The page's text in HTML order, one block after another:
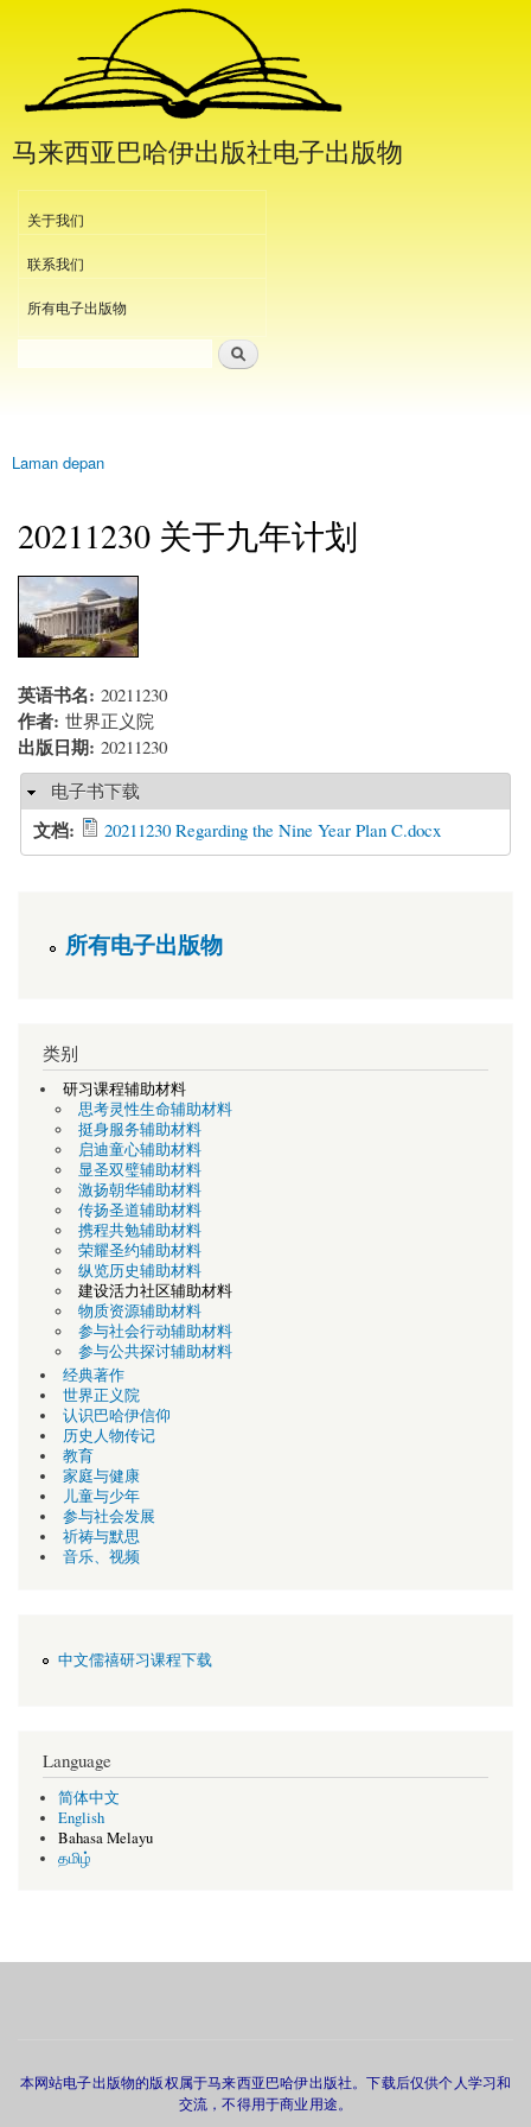
Langkau
kandungan
utama
马来西亚巴哈伊出版社电子出版物
Header Menu
关于我们
联系我们
所有电子出版物
Anda di sini
Laman depan
20211230 关于九年计划
英语书名: 20211230
作者: 世界正义院
出版日期: 20211230
Selindungkan
电子书下载
文档: 20211230 Regarding the Nine Year Plan C.docx
所有电子出版物
类别
研习课程辅助材料
思考灵性生命辅助材料
挺身服务辅助材料
启迪童心辅助材料
显圣双璧辅助材料
激扬朝华辅助材料
传扬圣道辅助材料
携程共勉辅助材料
荣耀圣约辅助材料
纵览历史辅助材料
建设活力社区辅助材料
物质资源辅助材料
参与社会行动辅助材料
参与公共探讨辅助材料
经典著作
世界正义院
认识巴哈伊信仰
历史人物传记
教育
家庭与健康
儿童与少年
参与社会发展
祈祷与默思
音乐、视频
中文儒禧研习课程下载
Language
简体中文
English
Bahasa Melayu
தமிழ்
本网站电子出版物的版权属于马来西亚巴哈伊出版社。下载后仅供个人学习和
交流，不得用于商业用途。